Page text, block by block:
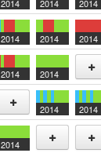
2014 2014 2014
2014 2014 2014
2014 2014
Add
Add
2014 2014
2014